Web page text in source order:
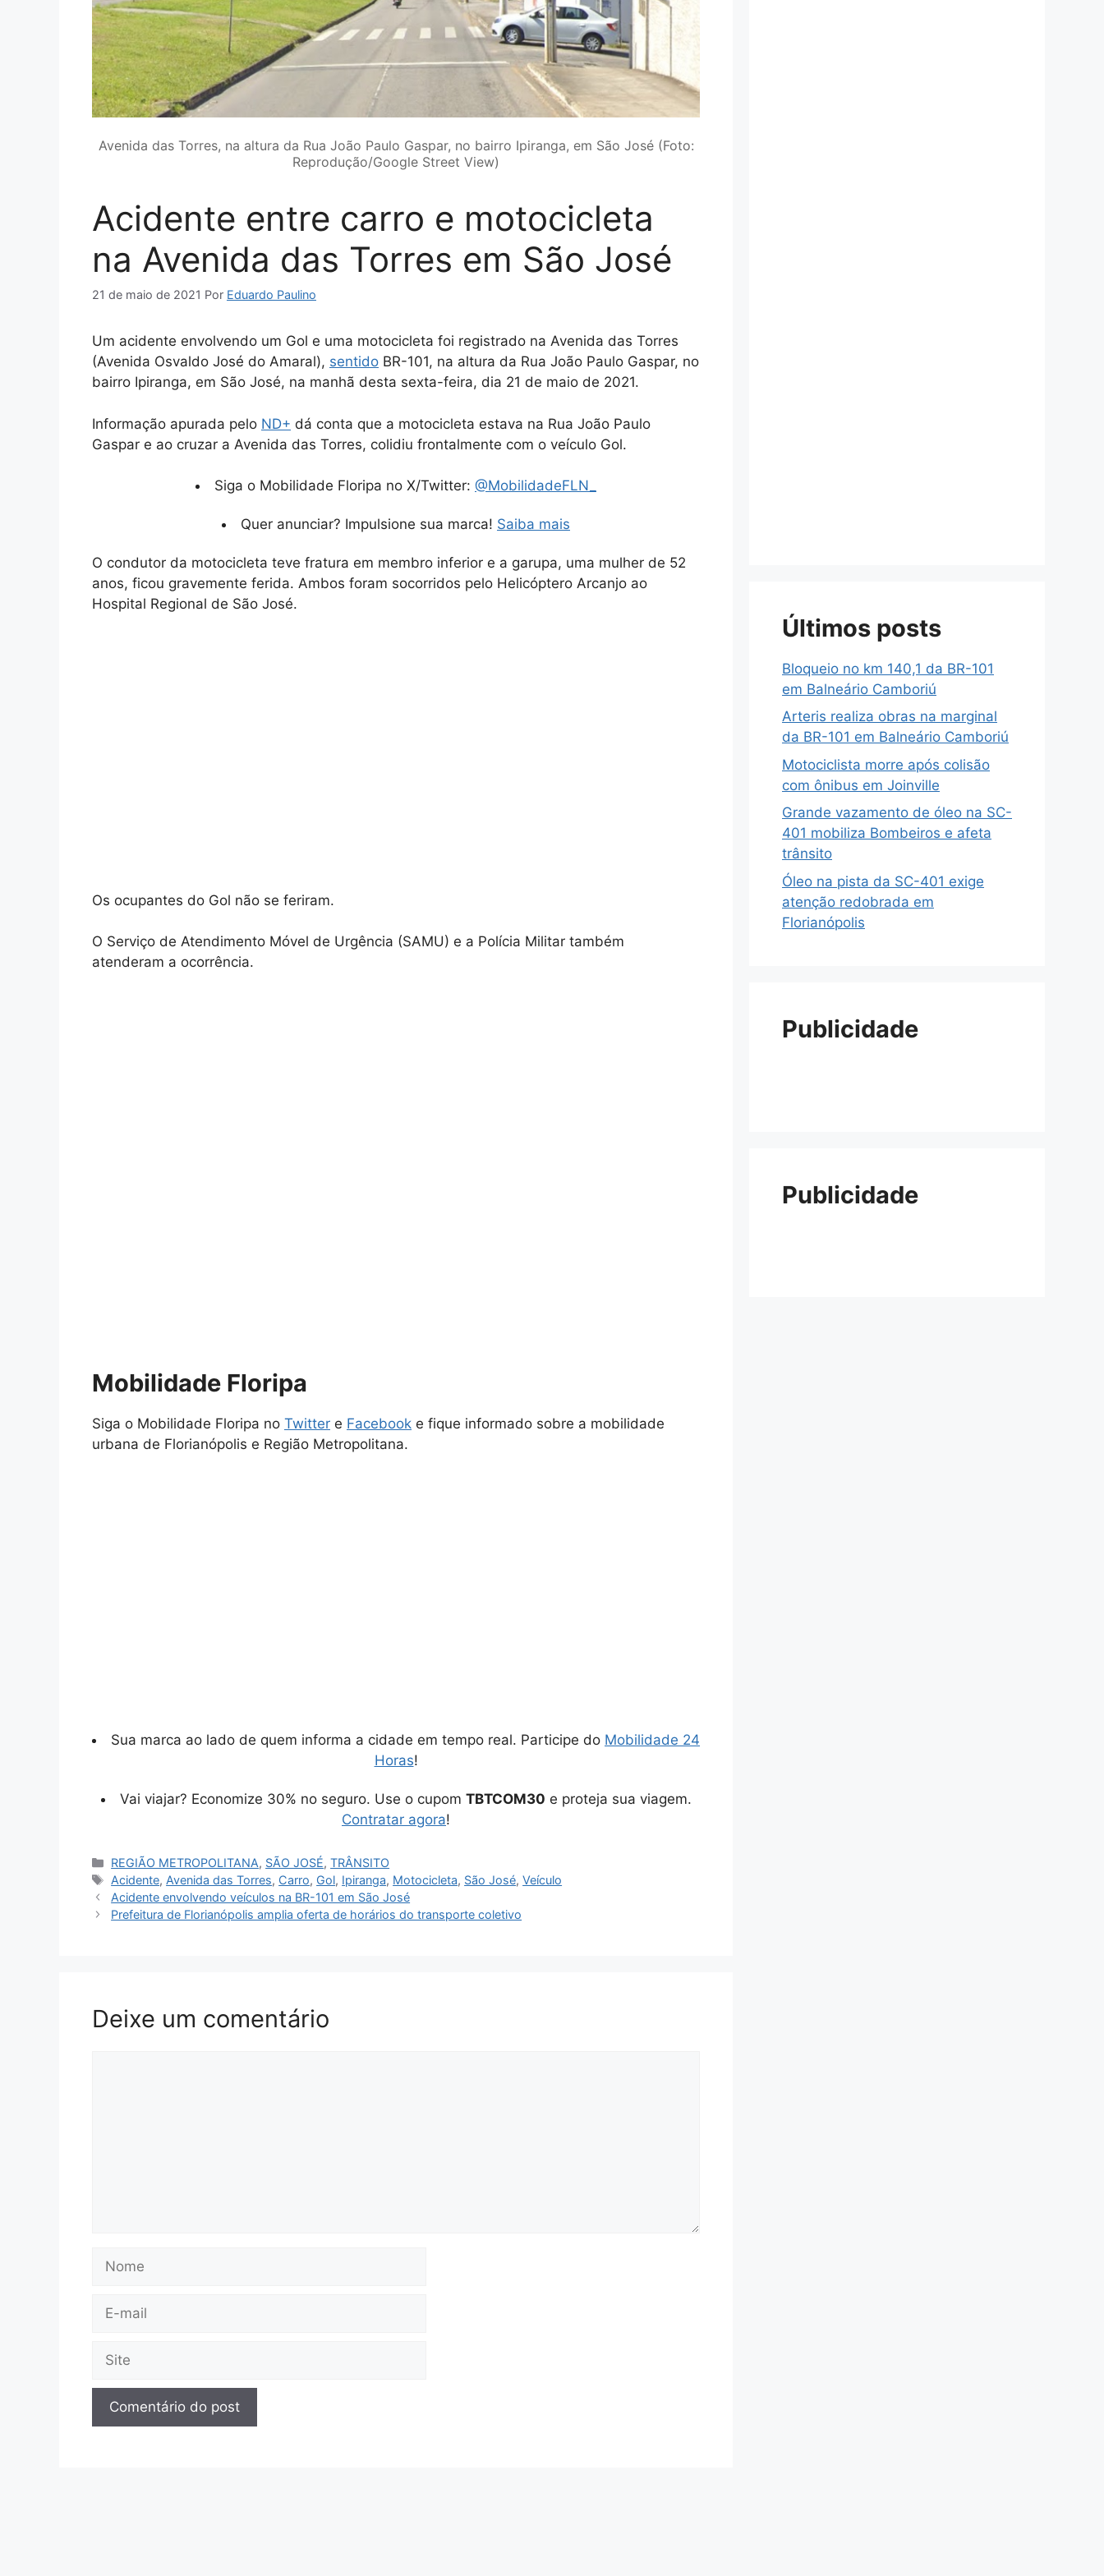
Avenida das Torres, na altura da Rua João Paulo Gaspar, no bairro Ipiranga, em São José (Foto:
Reprodução/Google Street View)
Acidente entre carro e motocicleta
na Avenida das Torres em São José
21 de maio de 2021 Por Eduardo Paulino
Um acidente envolvendo um Gol e uma motocicleta foi registrado na Avenida das Torres
(Avenida Osvaldo José do Amaral), sentido BR-101, na altura da Rua João Paulo Gaspar, no
bairro Ipiranga, em São José, na manhã desta sexta-feira, dia 21 de maio de 2021.
Informação apurada pelo ND+ dá conta que a motocicleta estava na Rua João Paulo
Gaspar e ao cruzar a Avenida das Torres, colidiu frontalmente com o veículo Gol.
Siga o Mobilidade Floripa no X/Twitter: @MobilidadeFLN_
Quer anunciar? Impulsione sua marca! Saiba mais
O condutor da motocicleta teve fratura em membro inferior e a garupa, uma mulher de 52
anos, ficou gravemente ferida. Ambos foram socorridos pelo Helicóptero Arcanjo ao
Hospital Regional de São José.
Os ocupantes do Gol não se feriram.
O Serviço de Atendimento Móvel de Urgência (SAMU) e a Polícia Militar também
atenderam a ocorrência.
Mobilidade Floripa
Siga o Mobilidade Floripa no Twitter e Facebook e fique informado sobre a mobilidade
urbana de Florianópolis e Região Metropolitana.
Sua marca ao lado de quem informa a cidade em tempo real. Participe do Mobilidade 24
Horas!
Vai viajar? Economize 30% no seguro. Use o cupom TBTCOM30 e proteja sua viagem.
Contratar agora!
Categorias
REGIÃO METROPOLITANA, SÃO JOSÉ,TRÂNSITO
Tags
Acidente, Avenida das Torres, Carro, Gol, Ipiranga, Motocicleta, São José,Veículo
Acidente envolvendo veículos na BR-101 em São José
Prefeitura de Florianópolis amplia oferta de horários do transporte coletivo
Deixe um comentário
Nome
Site
Últimos posts
Bloqueio no km 140,1 da BR-101
em Balneário Camboriú
Arteris realiza obras na marginal
da BR-101 em Balneário Camboriú
Motociclista morre após colisão
com ônibus em Joinville
Grande vazamento de óleo na SC-
401 mobiliza Bombeiros e afeta
trânsito
Óleo na pista da SC-401 exige
atenção redobrada em
Florianópolis
Publicidade
Publicidade